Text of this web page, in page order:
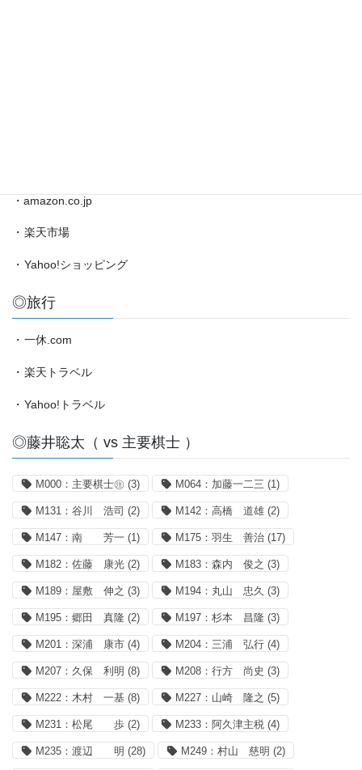
・amazon.co.jp
・ 楽天市場
・ Yahoo!ショッピング
◎旅行
・ 一休.com
・ 楽天トラベル
・ Yahoo!トラベル
◎藤井聡太（ vs 主要棋士 ）
M000：主要棋士㊟ (3) M064：加藤一二三 (1)
M131：谷川 浩司 (2) M142：高橋 道雄 (2)
M147：南 芳一 (1) M175：羽生 善治 (17)
M182：佐藤 康光 (2) M183：森内 俊之 (3)
M189：屋敷 伸之 (3) M194：丸山 忠久 (3)
M195：郷田 真隆 (2) M197：杉本 昌隆 (3)
M201：深浦 康市 (4) M204：三浦 弘行 (4)
M207：久保 利明 (8) M208：行方 尚史 (3)
M222：木村 一基 (8) M227：山崎 隆之 (5)
M231：松尾 歩 (2) M233：阿久津主税 (4)
M235：渡辺 明 (28) M249：村山 慈明 (2)